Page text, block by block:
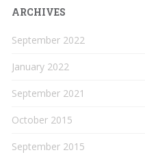
ARCHIVES
September 2022
January 2022
September 2021
October 2015
September 2015